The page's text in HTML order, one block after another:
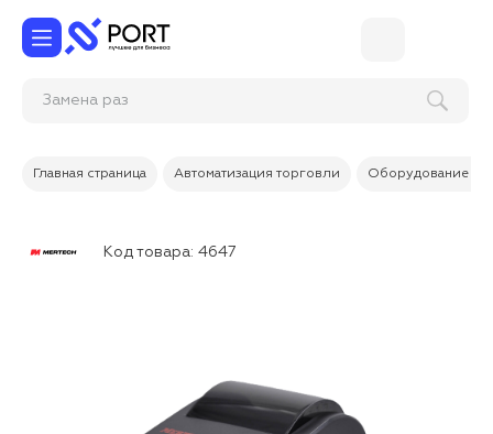
Заме
Главная страница Автоматизация торговли Оборудование
Код товара: 4647